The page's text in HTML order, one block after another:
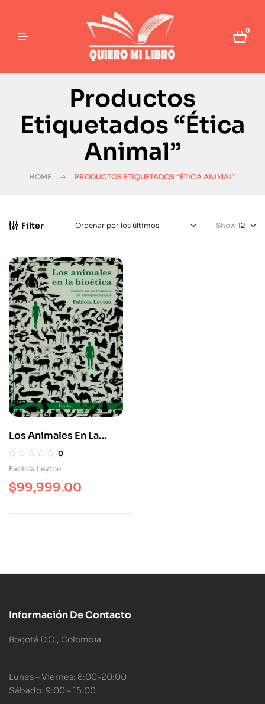
0
Productos
Etiquetados “Ética
Animal”
HOME PRODUCTOS ETIQUETADOS “ÉTICA ANIMAL”
Filter Show
Los Animales En La
Bioética Tensión De
Fronteras Del
0
Fabiola Leyton
$99,999.00
Información De Contacto
Bogotá D.C., Colombia
Lunes – Viernes: 8:00-20:00
Sábado: 9:00 – 15:00